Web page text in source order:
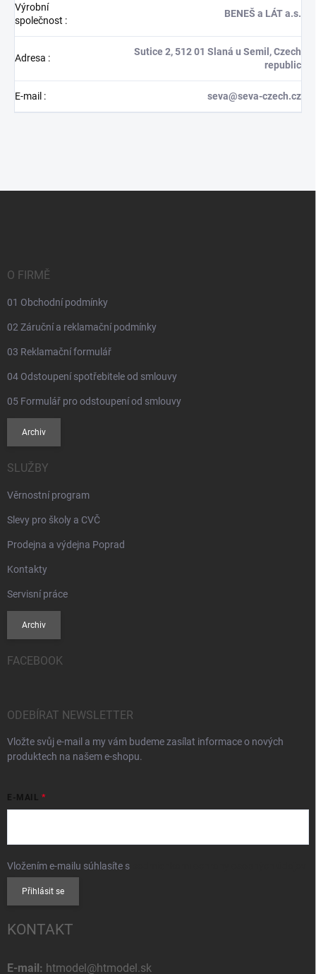
Výrobní
společnost :
BENEŠ a LÁT a.s.
Adresa :
Sutice 2, 512 01 Slaná u Semil, Czech
republic
E-mail : seva@seva-czech.cz
O FIRMĚ
01 Obchodní podmínky
02 Záruční a reklamační podmínky
03 Reklamační formulář
04 Odstoupení spotřebitele od smlouvy
05 Formulář pro odstoupení od smlouvy
Archiv
SLUŽBY
Věrnostní program
Slevy pro školy a CVČ
Prodejna a výdejna Poprad
Kontakty
Servisní práce
Archiv
FACEBOOK
ODEBÍRAT NEWSLETTER
Vložte svůj e-mail a my vám budeme zasílat informace o nových
produktech na našem e-shopu.
E-MAIL
Vložením e-mailu súhlasíte s
Přihlásit se
KONTAKT
E-mail: htmodel@htmodel.sk